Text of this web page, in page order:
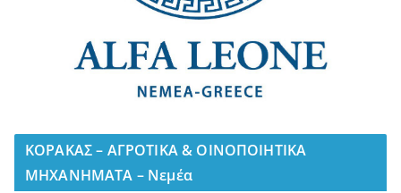
ΚΟΡΑΚΑΣ – ΑΓΡΟΤΙΚΑ & ΟΙΝΟΠΟΙΗΤΙΚΑ
ΜΗΧΑΝΗΜΑΤΑ – Νεμέα